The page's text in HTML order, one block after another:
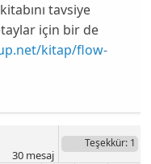
tavsiye
için bir de
kitap/flow-
Teşekkür: 1
30mesaj